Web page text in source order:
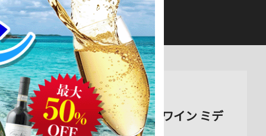
のHPをご確認下さい。
ワイン ミディアムボディ 750ml 通販
・ゼター 2019年 ドイツ 赤ワイン ミデ